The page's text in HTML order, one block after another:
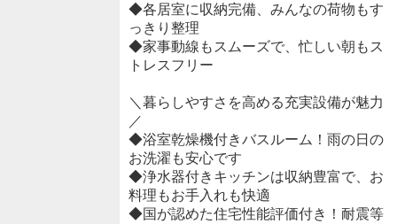
◆各居室に収納完備、みんなの荷物もす
っきり整理
◆家事動線もスムーズで、忙しい朝もス
トレスフリー
＼暮らしやすさを高める充実設備が魅力
／
◆浴室乾燥機付きバスルーム！雨の日の
お洗濯も安心です
◆浄水器付きキッチンは収納豊富で、お
料理もお手入れも快適
◆国が認めた住宅性能評価付き！耐震等